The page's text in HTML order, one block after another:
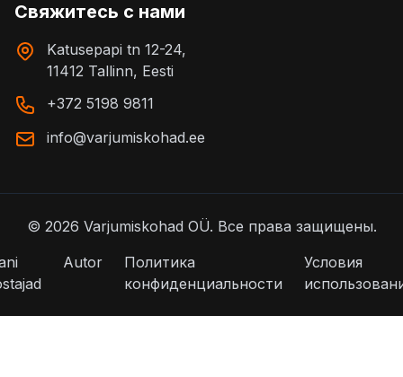
Свяжитесь с нами
Katusepapi tn 12-24,
11412 Tallinn, Eesti
+372 5198 9811
info@varjumiskohad.ee
© 2026 Varjumiskohad OÜ. Все права защищены.
Autor
Политика
конфиденциальности
Условия